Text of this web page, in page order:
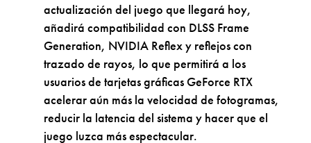
actualización del juego que llegará hoy,
añadirá compatibilidad con DLSS Frame
Generation, NVIDIA Reflex y reflejos con
trazado de rayos, lo que permitirá a los
usuarios de tarjetas gráficas GeForce RTX
acelerar aún más la velocidad de fotogramas,
reducir la latencia del sistema y hacer que el
juego luzca más espectacular.